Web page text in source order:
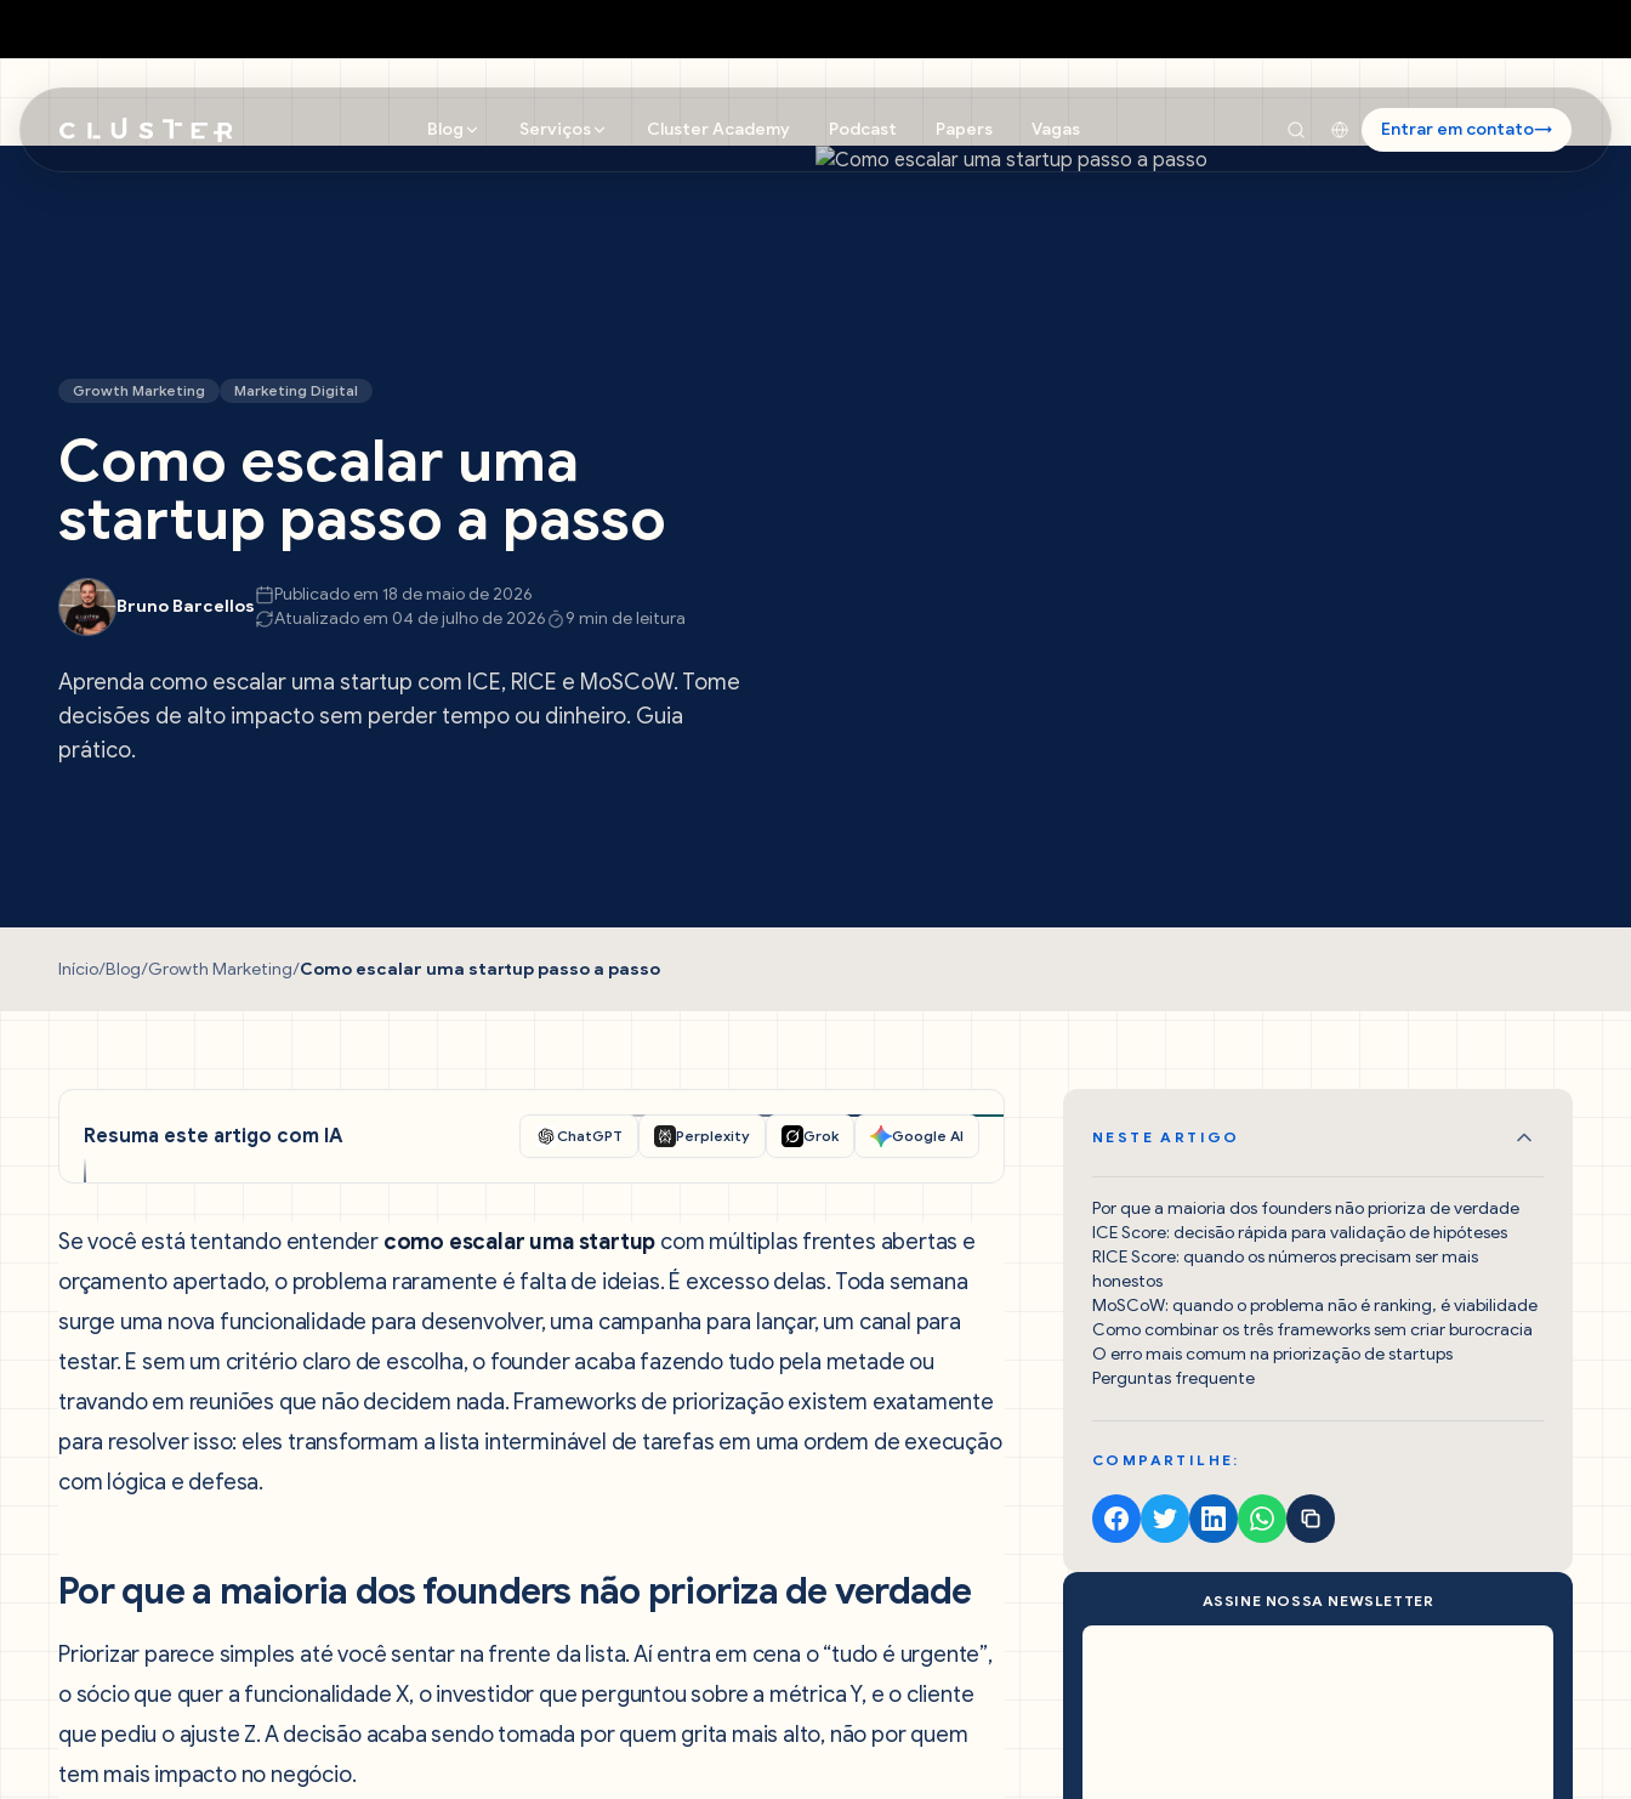
Blog Serviços Cluster Academy Podcast Papers Vagas Entrar em contato→
Growth Marketing Marketing Digital
Como escalar uma
startup passo a passo
Bruno Barcellos
Publicado em 18 de maio de 2026
Atualizado em 04 de julho de 2026
9 min de leitura
Aprenda como escalar uma startup com ICE, RICE e MoSCoW. Tome
decisões de alto impacto sem perder tempo ou dinheiro. Guia
prático.
Início/Blog/Growth Marketing/Como escalar uma startup passo a passo
Resuma este artigo com IA ChatGPT Perplexity Grok Google AI
Se você está tentando entender como escalar uma startup com múltiplas frentes abertas e
orçamento apertado, o problema raramente é falta de ideias. É excesso delas. Toda semana
surge uma nova funcionalidade para desenvolver, uma campanha para lançar, um canal para
testar. E sem um critério claro de escolha, o founder acaba fazendo tudo pela metade ou
travando em reuniões que não decidem nada. Frameworks de priorização existem exatamente
para resolver isso: eles transformam a lista interminável de tarefas em uma ordem de execução
com lógica e defesa.
Por que a maioria dos founders não prioriza de verdade
Priorizar parece simples até você sentar na frente da lista. Aí entra em cena o “tudo é urgente”,
o sócio que quer a funcionalidade X, o investidor que perguntou sobre a métrica Y, e o cliente
que pediu o ajuste Z. A decisão acaba sendo tomada por quem grita mais alto, não por quem
tem mais impacto no negócio.
NESTE ARTIGO
Por que a maioria dos founders não prioriza de verdade
ICE Score: decisão rápida para validação de hipóteses
RICE Score: quando os números precisam ser mais
honestos
MoSCoW: quando o problema não é ranking, é viabilidade
Como combinar os três frameworks sem criar burocracia
O erro mais comum na priorização de startups
Perguntas frequente
COMPARTILHE:
ASSINE NOSSA NEWSLETTER